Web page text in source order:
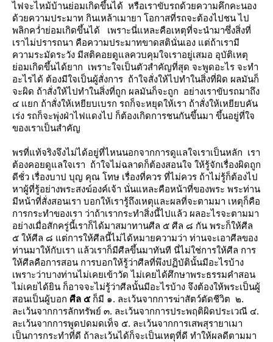
ไฟจะไหม้บ้านย่อมเกิดขึ้นได้ หรือเราขับรถด้วยความคึกคะนอง
ด้วยความประมาท กินเหล้าเมายา โอกาสที่รถจะต้องไปชน ไป
พลิกคว่ำย่อมเกิดขึ้นได้ เพราะนี่แหละคือเหตุที่จะนำมาซึ่งสิ่งที่
เราไม่ปรารถนา คือความประมาทขาดสตินั่นเอง แต่ถ้าเรามี
ความระมัดระวัง มีสติคอยดูแลควบคุมใจเราอยู่เสมอ อุบัติเหตุ
่อมเกิดขึ้นได้ยาก เพราะใจเป็นตัวสำคัญที่สุด จะพูดอะไร จะทำ
อะไรได้ ต้องมีใจเป็นผู้สั่งการ ถ้าใจสั่งให้ไปทำในสิ่งที่ผิด ผลมันก็
จะผิด ถ้าสั่งให้ไปทำในสิ่งที่ถูก ผลมันก็จะถูก อย่างเราขับรถมาถึง
๔ แยก ถ้าสั่งให้เหยียบเบรก รถก็จะหยุดให้เรา ถ้าสั่งให้เหยียบคัน
เร่ง รถก็จะพุ่งฝ่าไฟแดงไป ก็ต้องเกิดการชนกันขึ้นมา ขึ้นอยู่ที่ใจ
ของเราเป็นสำคัญ
พรที่แท้จริงจึงไม่ได้อยู่ที่ไหนนอกจากการดูแลใจเราเป็นหลัก เรา
ต้องคอยดูแลใจเรา ถ้าใจไม่ฉลาดก็ต้องสอนใจ ให้รู้จักเรื่องผิดถูก
ดีชั่ว เรื่องบาป บุญ คุณ โทษ เรื่องที่ควร ที่ไม่ควร ถ้าไม่รู้ก็ต้องไป
หาผู้ที่รู้อย่างพระสงฆ์องค์เจ้า นั่นแหละคือหน้าที่ของพระ พระท่าน
มีหน้าที่สั่งสอนเรา บอกให้เรารู้ถึงเหตุและผลที่จะตามมา เหตุก็คือ
การกระทำของเรา ว่าถ้าเรากระทำสิ่งนี้ไปแล้ว ผลอะไรจะตามมา
อย่างเมื่อสักครู่นี้เราก็ได้มาสมาทานศีล ๕ ศีล ๘ กัน พระก็ให้ศีล
๕ ให้ศีล ๘ แต่การให้ศีลนี้ไม่ได้หมายความว่า ท่านจะเอาศีลของ
ท่านมาให้กับเรา แล้วเราก็มีศีลขึ้นมาทันที นี่ไม่ใช่การให้ศีล การ
ห้ศีลคือการสอน การบอกให้รู้ว่าศีลที่พึงปฏิบัตินั้นมีอะไรบ้าง
เพราะว่าบางท่านไม่เคยเข้าวัด ไม่เคยได้ศึกษาพระธรรมคำสอน
ไม่เคยได้ยิน ก็อาจจะไม่รู้ว่าศีลนั้นมีอะไรบ้าง จึงต้องให้พระเป็นผู้
สอนเป็นผู้บอก ศีล ๕ก็มี ๑. ละเว้นจากการฆ่าสัตว์ตัดชีวิต ๒.
ละเว้นจากการลักทรัพย์ ๓. ละเว้นจากการประพฤติผิดประเวณี ๔.
ละเว้นจากการพูดปดมดเท็จ ๕. ละเว้นจากการเสพสุรายาเมา
เป็นการกระทำที่ดี ถ้าละเว้นได้ก็จะเป็นเหตุที่ดี ทำให้ผลดีตามมา